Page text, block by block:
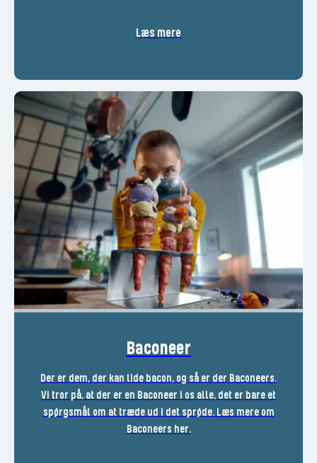
Læs mere
Baconeer
Der er dem, der kan lide bacon, og så er der Baconeers.
Vi tror på, at der er en Baconeer i os alle, det er bare et
spørgsmål om at træde ud i det sprøde. Læs mere om
Baconeers her.